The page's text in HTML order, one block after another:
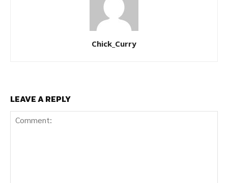
Chick_Curry
LEAVE A REPLY